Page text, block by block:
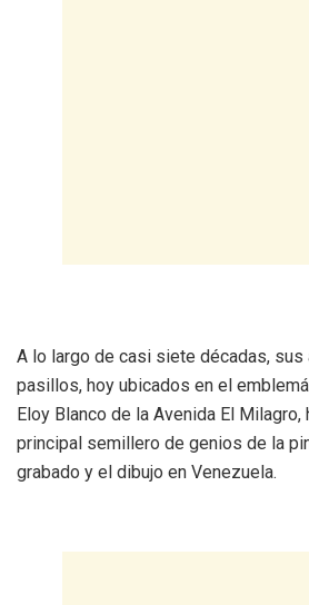
A lo largo de casi siete décadas, sus
pasillos, hoy ubicados en el
Eloy Blanco de la Avenida El
principal semillero de genios de la
grabado y el dibujo en Venezuela.